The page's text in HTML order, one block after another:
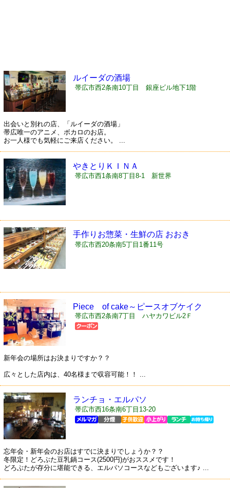
ルイーダの酒場
帯広市西2条南10丁目 銀座ビル地下1階
出会いと別れの店、「ルイーダの酒場」
帯広唯一のアニメ、ボカロのお店。
お一人様でも気軽にご来店ください。 ...
やきとりＫＩＮＡ
帯広市西1条南8丁目8-1 新世界
手作りお惣菜・生鮮の店 おおき
帯広市西20条南5丁目1番11号
Piece of cake～ピースオブケイク
帯広市西2条南7丁目 ハヤカワビル2Ｆ
新年会の場所はお決まりですか？？
広々とした店内は、40名様まで収容可能！！ ...
ランチョ・エルパソ
帯広市西16条南6丁目13-20
忘年会・新年会のお店はすでに決まりでしょうか？？
冬限定！どろぶた豆乳鍋コース(2500円)がおススメです！
どろぶたが存分に堪能できる、エルパソコースなどもございます♪ ...